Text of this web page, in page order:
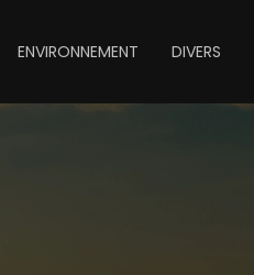
ENVIRONNEMENT DIVERS